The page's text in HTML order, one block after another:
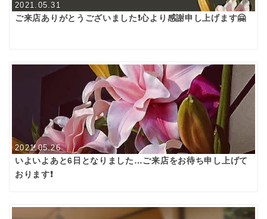
2021.05.31
ご来店ありがとうございました❗心より感謝申し上げます🤗
2021.05.26
いよいよあと6日となりました…ご来店をお待ち申し上げて
おります❗